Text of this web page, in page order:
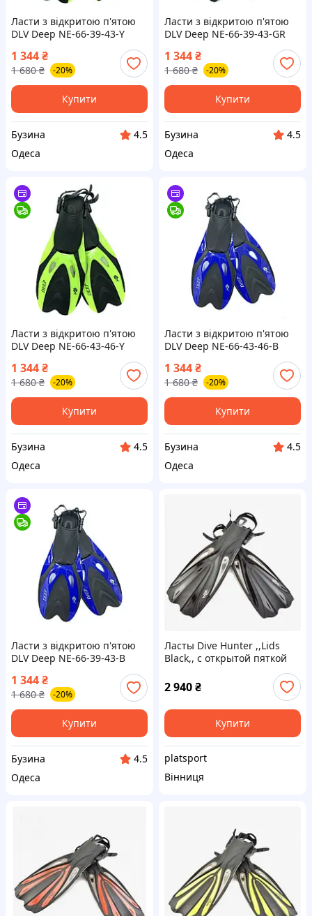
Ласти з відкритою п'ятою
DLV Deep NE-66-39-43-Y
салатовий buzyna
1 344₴
1 680 ₴ -20%
Купити
Бузина
4.5
Одеса
Ласти з відкритою п'ятою
DLV Deep NE-66-39-43-GR
buzyna
1 344₴
1 680 ₴ -20%
Купити
Бузина
4.5
Одеса
Ласти з відкритою п'ятою
DLV Deep NE-66-43-46-Y
розмір L/XL 43-46 салатові
buzyna
1 344₴
1 680 ₴ -20%
Купити
Бузина
4.5
Одеса
Ласти з відкритою п'ятою
DLV Deep NE-66-43-46-B
buzyna
1 344₴
1 680 ₴ -20%
Купити
Бузина
4.5
Одеса
Ласти з відкритою п'ятою
DLV Deep NE-66-39-43-B
розмір SM/MD 39-43 сині
buzyna
1 344₴
1 680 ₴ -20%
Купити
Бузина
4.5
Одеса
Ласты Dive Hunter ,,Lids
Black,, с открытой пяткой
под босую ногу, носок или
...
2 940₴
Купити
platsport
Вінниця